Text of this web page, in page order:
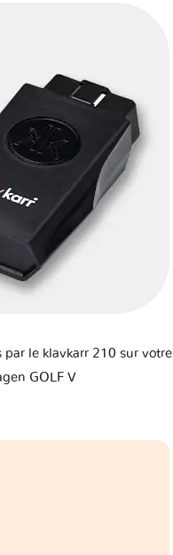
par le klavkarr 210 sur votre
GOLF V